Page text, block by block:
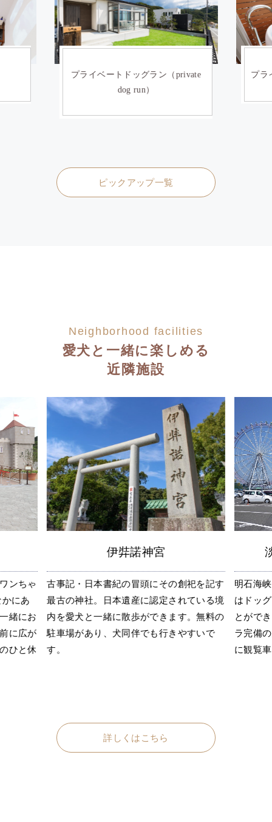
プライベートドッグラン（private
dog run）
プラ
ピックアップ一覧
Neighborhood facilities
愛犬と一緒に楽しめる
近隣施設
ンちゃ
にあ
緒にお
に広が
ひと休
伊弉諾神宮
古事記・日本書紀の冒頭にその創祀を記す
最古の神社。日本遺産に認定されている境
内を愛犬と一緒に散歩ができます。無料の
駐車場があり、犬同伴でも行きやすいで
す。
明石海
はドッ
とがで
ラ完備
に観覧
詳しくはこちら